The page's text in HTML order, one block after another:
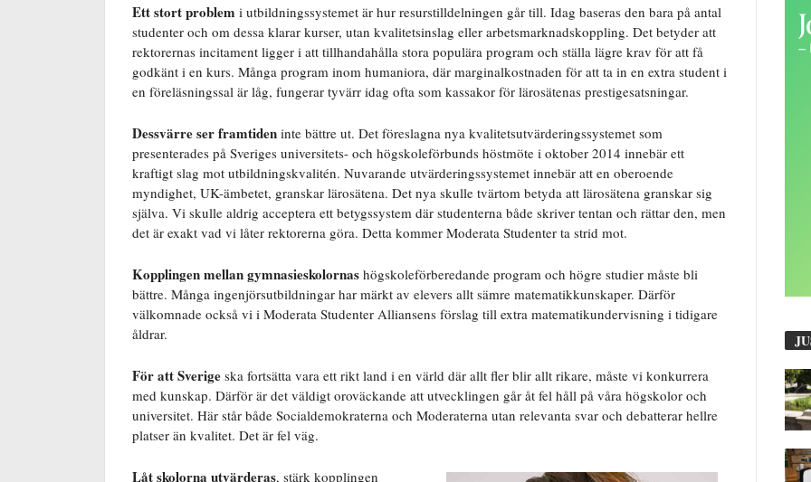
Ett stort problem i utbildningssystemet är hur resurstilldelningen går till. Idag baseras den bara på antal
studenter och om dessa klarar kurser, utan kvalitetsinslag eller arbetsmarknadskoppling. Det betyder att
rektorernas incitament ligger i att tillhandahålla stora populära program och ställa lägre krav för att få
godkänt i en kurs. Många program inom humaniora, där marginalkostnaden för att ta in en extra student i
en föreläsningssal är låg, fungerar tyvärr idag ofta som kassakor för lärosätenas prestigesatsningar.
Dessvärre ser framtiden inte bättre ut. Det föreslagna nya kvalitetsutvärderingssystemet som
presenterades på Sveriges universitets- och högskoleförbunds höstmöte i oktober 2014 innebär ett
kraftigt slag mot utbildningskvalitén. Nuvarande utvärderingssystemet innebär att en oberoende
myndighet, UK-ämbetet, granskar lärosätena. Det nya skulle tvärtom betyda att lärosätena granskar sig
själva. Vi skulle aldrig acceptera ett betygssystem där studenterna både skriver tentan och rättar den, men
det är exakt vad vi låter rektorerna göra. Detta kommer Moderata Studenter ta strid mot.
Kopplingen mellan gymnasieskolornas högskoleförberedande program och högre studier måste bli
bättre. Många ingenjörsutbildningar har märkt av elevers allt sämre matematikkunskaper. Därför
välkomnade också vi i Moderata Studenter Alliansens förslag till extra matematikundervisning i tidigare
åldrar.
För att Sverige ska fortsätta vara ett rikt land i en värld där allt fler blir allt rikare, måste vi konkurrera
med kunskap. Därför är det väldigt oroväckande att utvecklingen går åt fel håll på våra högskolor och
universitet. Här står både Socialdemokraterna och Moderaterna utan relevanta svar och debatterar hellre
platser än kvalitet. Det är fel väg.
Låt skolorna utvärderas, stärk kopplingen